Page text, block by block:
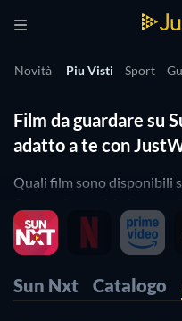
Novità Piu Visti Sport
Film da guardare su
adatto a te con
Quali film sono disponibili
di film Sun Nxt definitivo.
partendo da quelli più visti
o una commedia su Sun
Sun Nxt Catalogo